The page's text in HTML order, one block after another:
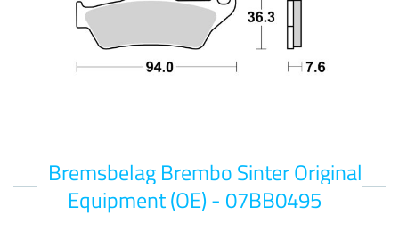
Bremsbelag Brembo Sinter Original
Equipment (OE) - 07BB0495
Anfang